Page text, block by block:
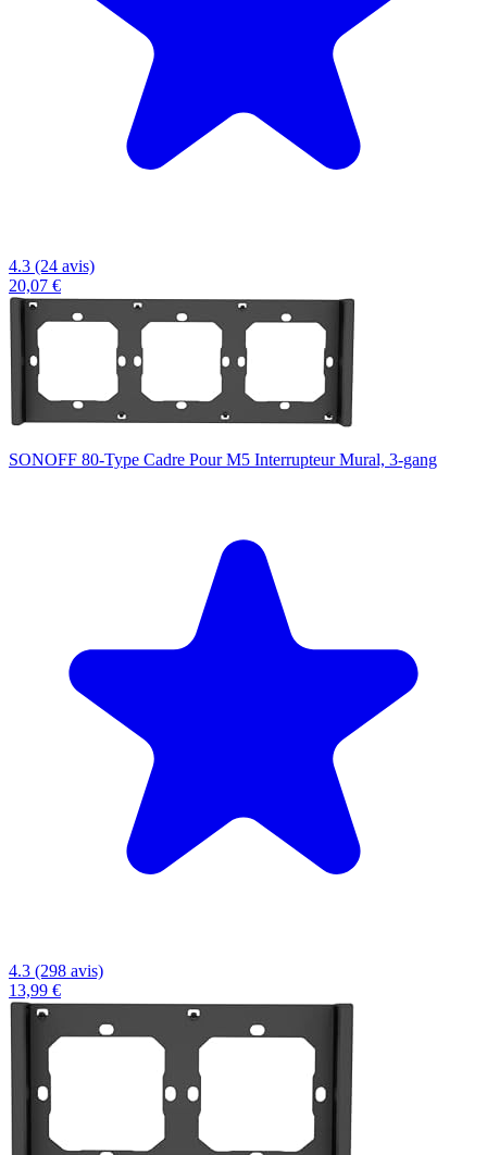
4.3 (24 avis)
20,07 €
SONOFF 80-Type Cadre Pour M5 Interrupteur Mural, 3-gang
4.3 (298 avis)
13,99 €